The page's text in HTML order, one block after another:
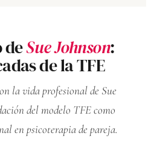
deSue Johnson:
de la TFE
la vida profesional de Sue
del modelo TFE como
en psicoterapia de pareja.